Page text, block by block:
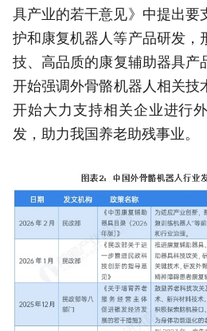
具产业的若干意见》中提出要
护和康复机器人等产品研发，
技、高品质的康复辅助器具产
开始强调外骨骼机器人相关技
开始大力支持相关企业进行
发，助力我国养老助残事业。